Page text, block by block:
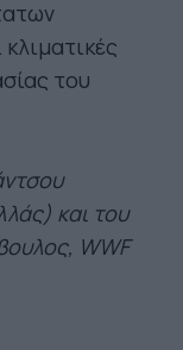
του
και του
WWF